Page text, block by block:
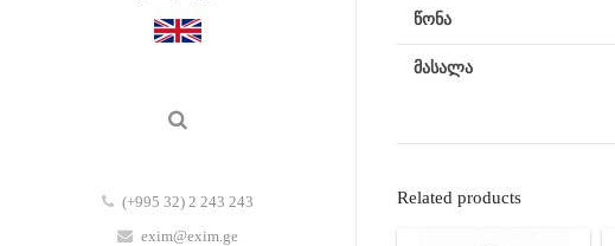
(+995 32) 2 243 243
exim@exim.ge
წონა
მასალა
Related products